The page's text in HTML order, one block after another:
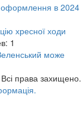
оформлення в 2024
хресної ходи
1
може
Всі права захищено.